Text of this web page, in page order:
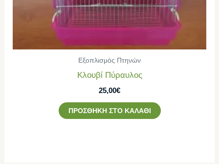
Εξοπλισμός Πτηνών
Κλουβί Πύραυλος
25,00€
ΠΡΟΣΘΉΚΗ ΣΤΟ ΚΑΛΆΘΙ